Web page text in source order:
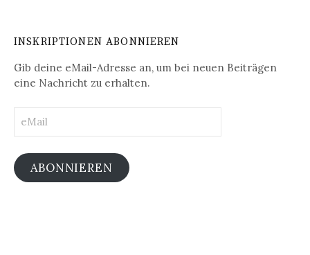
INSKRIPTIONEN ABONNIEREN
Gib deine eMail-Adresse an, um bei neuen Beiträgen
eine Nachricht zu erhalten.
ABONNIEREN